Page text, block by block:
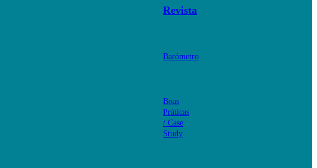
Revista
Barómetro
Boas
Práticas
/ Case
Study